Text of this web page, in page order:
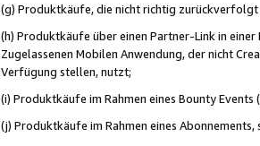
(g) Produktkäufe, die nicht richtig
(h) Produktkäufe über einen Partner-Link in
Zugelassenen Mobilen Anwendung, der nicht
Verfügung stellen, nutzt;
(i) Produktkäufe im Rahmen eines Bounty
(j) Produktkäufe im Rahmen eines